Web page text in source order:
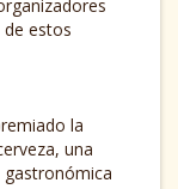
estos
la
una